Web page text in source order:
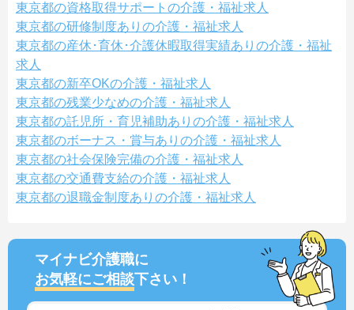
東京都の資格取得サポートの介護・福祉求人
東京都の研修制度ありの介護・福祉求人
東京都の産休･育休･介護休暇取得実績ありの介護・福祉
求人
東京都の新卒OKの介護・福祉求人
東京都の残業少なめの介護・福祉求人
東京都の託児所・育児補助ありの介護・福祉求人
東京都のボーナス・賞与ありの介護・福祉求人
東京都の社会保険完備の介護・福祉求人
東京都の交通費支給の介護・福祉求人
東京都の退職金制度ありの介護・福祉求人
マイナビ介護職に
お気軽にご相談下さい！